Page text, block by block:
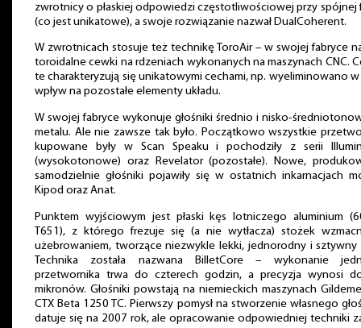
zwrotnicy o płaskiej odpowiedzi częstotliwościowej przy spójnej
(co jest unikatowe), a swoje rozwiązanie nazwał DualCoherent.
W zwrotnicach stosuje też technikę ToroAir – w swojej fabryce
toroidalne cewki na rdzeniach wykonanych na maszynach CNC.
te charakteryzują się unikatowymi cechami, np. wyeliminowano
wpływ na pozostałe elementy układu.
W swojej fabryce wykonuje głośniki średnio i nisko-
metalu. Ale nie zawsze tak było. Początkowo wszystkie
kupowane były w Scan Speaku i pochodziły z serii
(wysokotonowe) oraz Revelator (pozostałe). Nowe,
samodzielnie głośniki pojawiły się w ostatnich inkarnacjach
Kipod oraz Anat.
Punktem wyjściowym jest płaski kęs lotniczego aluminium
T651), z którego frezuje się (a nie wytłacza) stożek
użebrowaniem, tworzące niezwykle lekki, jednorodny i sztywny
Technika została nazwana BilletCore – wykonanie
przetwornika trwa do czterech godzin, a precyzja wynosi
mikronów. Głośniki powstają na niemieckich maszynach
CTX Beta 1250 TC. Pierwszy pomysł na stworzenie własnego
datuje się na 2007 rok, ale opracowanie odpowiedniej techniki